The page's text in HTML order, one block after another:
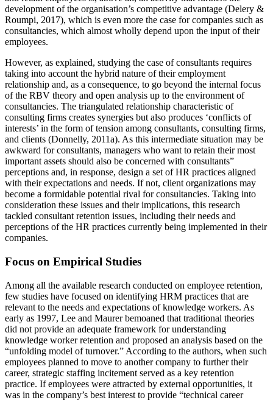
development of the organisation’s competitive advantage (Delery &
Roumpi, 2017), which is even more the case for companies such as
consultancies, which almost wholly depend upon the input of their
employees.
However, as explained, studying the case of consultants requires
taking into account the hybrid nature of their employment
relationship and, as a consequence, to go beyond the internal focus
of the RBV theory and open analysis up to the environment of
consultancies. The triangulated relationship characteristic of
consulting firms creates synergies but also produces ‘conflicts of
interests’ in the form of tension among consultants, consulting firms,
and clients (Donnelly, 2011a). As this intermediate situation may be
awkward for consultants, managers who want to retain their most
important assets should also be concerned with consultants”
perceptions and, in response, design a set of HR practices aligned
with their expectations and needs. If not, client organizations may
become a formidable potential rival for consultancies. Taking into
consideration these issues and their implications, this research
tackled consultant retention issues, including their needs and
perceptions of the HR practices currently being implemented in their
companies.
Focus on Empirical Studies
Among all the available research conducted on employee retention,
few studies have focused on identifying HRM practices that are
relevant to the needs and expectations of knowledge workers. As
early as 1997, Lee and Maurer bemoaned that traditional theories
did not provide an adequate framework for understanding
knowledge worker retention and proposed an analysis based on the
“unfolding model of turnover.” According to the authors, when such
employees planned to move to another company to further their
career, strategic staffing incitement served as a key retention
practice. If employees were attracted by external opportunities, it
was in the company’s best interest to provide “technical career